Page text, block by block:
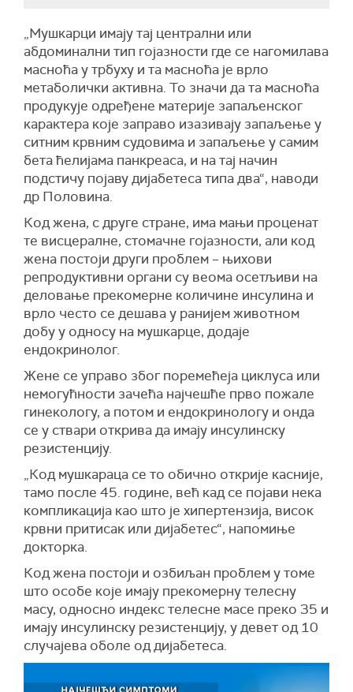
„Мушкарци имају тај централни или
абдоминални тип гојазности где се нагомилава
масноћа у трбуху и та масноћа је врло
метаболички активна. То значи да та масноћа
продукује одређене материје запаљенског
карактера које заправо изазивају запаљење у
ситним крвним судовима и запаљење у самим
бета ћелијама панкреаса, и на тај начин
подстичу појаву дијабетеса типа два“, наводи
др Половина.
Код жена, с друге стране, има мањи проценат
те висцералне, стомачне гојазности, али код
жена постоји други проблем – њихови
репродуктивни органи су веома осетљиви на
деловање прекомерне количине инсулина и
врло често се дешава у ранијем животном
добу у односу на мушкарце, додаје
ендокринолог.
Жене се управо због поремећеја циклуса или
немогућности зачећа најчешће прво пожале
гинекологу, а потом и ендокринологу и онда
се у ствари открива да имају инсулинску
резистенцију.
„Код мушкараца се то обично открије касније,
тамо после 45. године, већ кад се појави нека
компликација као што је хипертензија, висок
крвни притисак или дијабетес“, напомиње
докторка.
Код жена постоји и озбиљан проблем у томе
што особе које имају прекомерну телесну
масу, односно индекс телесне масе преко 35 и
имају инсулинску резистенцију, у девет од 10
случајева оболе од дијабетеса.